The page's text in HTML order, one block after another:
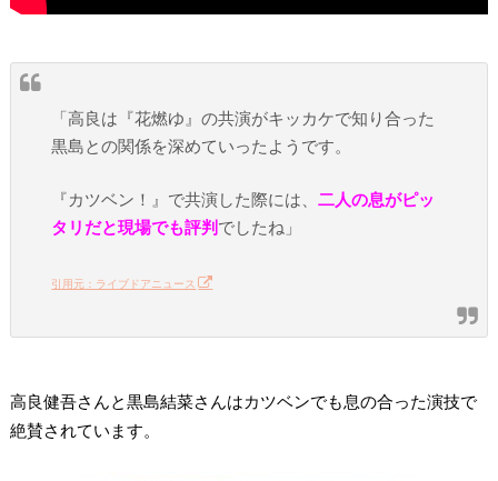
「高良は『花燃ゆ』の共演がキッカケで知り合った
黒島との関係を深めていったようです。
『カツベン！』で共演した際には、二人の息がピッ
タリだと現場でも評判 でしたね」
引用元：ライブドアニュース
高良健吾さんと黒島結菜さんはカツベンでも息の合った演技で
絶賛されています。